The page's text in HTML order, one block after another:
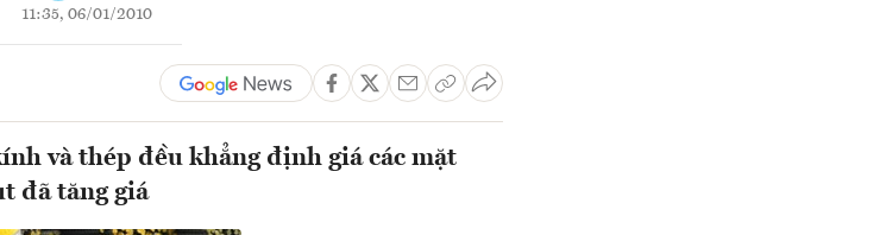
11:35, 06/01/2010
và thép đều khẳng định giá các mặt
đã tăng giá